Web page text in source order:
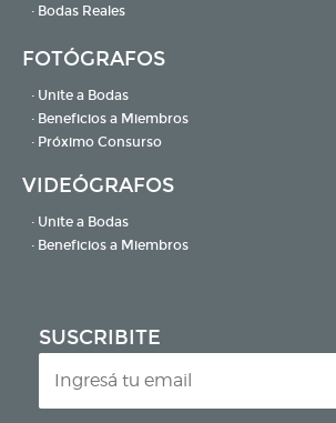
· Bodas Reales
FOTÓGRAFOS
· Unite a Bodas
· Beneficios a Miembros
· Próximo Consurso
VIDEÓGRAFOS
· Unite a Bodas
· Beneficios a Miembros
SUSCRIBITE